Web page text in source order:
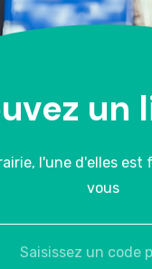
un
l'une d'elles
vous